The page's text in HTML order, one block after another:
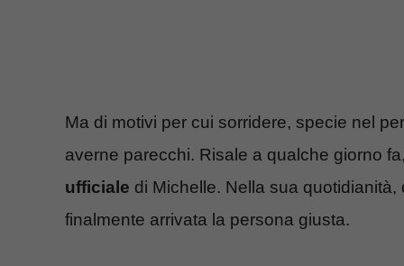
Ma di motivi per cui sorridere, specie nel
averne parecchi. Risale a qualche giorno
ufficiale di Michelle. Nella sua
finalmente arrivata la persona giusta.